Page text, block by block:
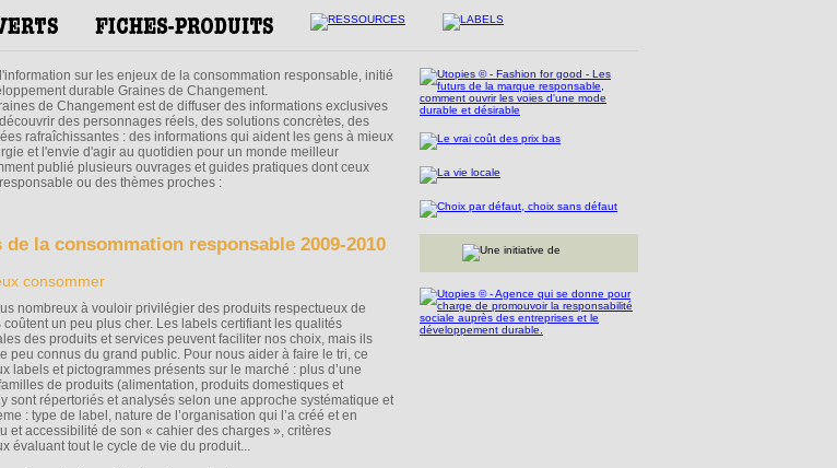
sur les enjeux de la consommation responsable, initié
durable Graines de Changement.
de Changement est de diffuser des informations exclusives
des personnages réels, des solutions concrètes, des
rafraîchissantes : des informations qui aident les gens à mieux
et l'envie d'agir au quotidien pour un monde meilleur
publié plusieurs ouvrages et guides pratiques dont ceux
ou des thèmes proches :
la consommation responsable 2009-2010
consommer
nombreux à vouloir privilégier des produits respectueux de
coûtent un peu plus cher. Les labels certifiant les qualités
des produits et services peuvent faciliter nos choix, mais ils
peu connus du grand public. Pour nous aider à faire le tri, ce
labels et pictogrammes présents sur le marché : plus d’une
de produits (alimentation, produits domestiques et
sont répertoriés et analysés selon une approche systématique et
: type de label, nature de l’organisation qui l’a créé et en
et accessibilité de son « cahier des charges », critères
évaluant tout le cycle de vie du produit...